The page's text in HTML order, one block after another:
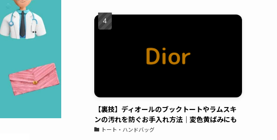
たいと思い依頼をしました。表面は、ガラス、
は、多少張りますが傷みや劣化を防ぎ長く履け
ると思えば惜しくないお金かと。綺麗に仕上げ
や、説明もしっかりしており、実際にコーティ
ングをお願いしたバック、時計、ゴルフクラ
ブ、iPhoneはしっかりと効果が出ているかと思
います。
【裏技】ディオールのブックトートやラムスキ
ンの汚れを防ぐお手入れ方法｜変色黄ばみにも
トート・ハンドバッグ